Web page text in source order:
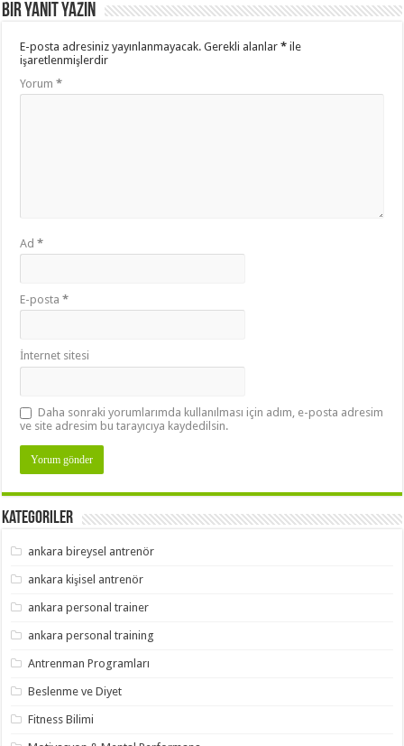
Bir yanıt yazın
E-posta adresiniz yayınlanmayacak. Gerekli alanlar* ile
işaretlenmişlerdir
Yorum*
Ad*
E-posta*
İnternet sitesi
Daha sonraki yorumlarımda kullanılması için adım, e-posta adresim
ve site adresim bu tarayıcıya kaydedilsin.
Kategoriler
ankara bireysel antrenör
ankara kişisel antrenör
ankara personal trainer
ankara personal training
Antrenman Programları
Beslenme ve Diyet
Fitness Bilimi